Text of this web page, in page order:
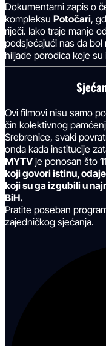
Dokumentarni zapis o
kompleksu Potočari,
riječi. Iako traje manje
podsjećajući nas da
hiljade porodica koje
Ovi filmovi nisu samo
čin kolektivnog
Srebrenice, svaki
onda kada institucije
MYTVje ponosan što
koji govori istinu,
koji su ga izgubili u
BiH.
Pratite poseban
zajedničkog sjećanja.